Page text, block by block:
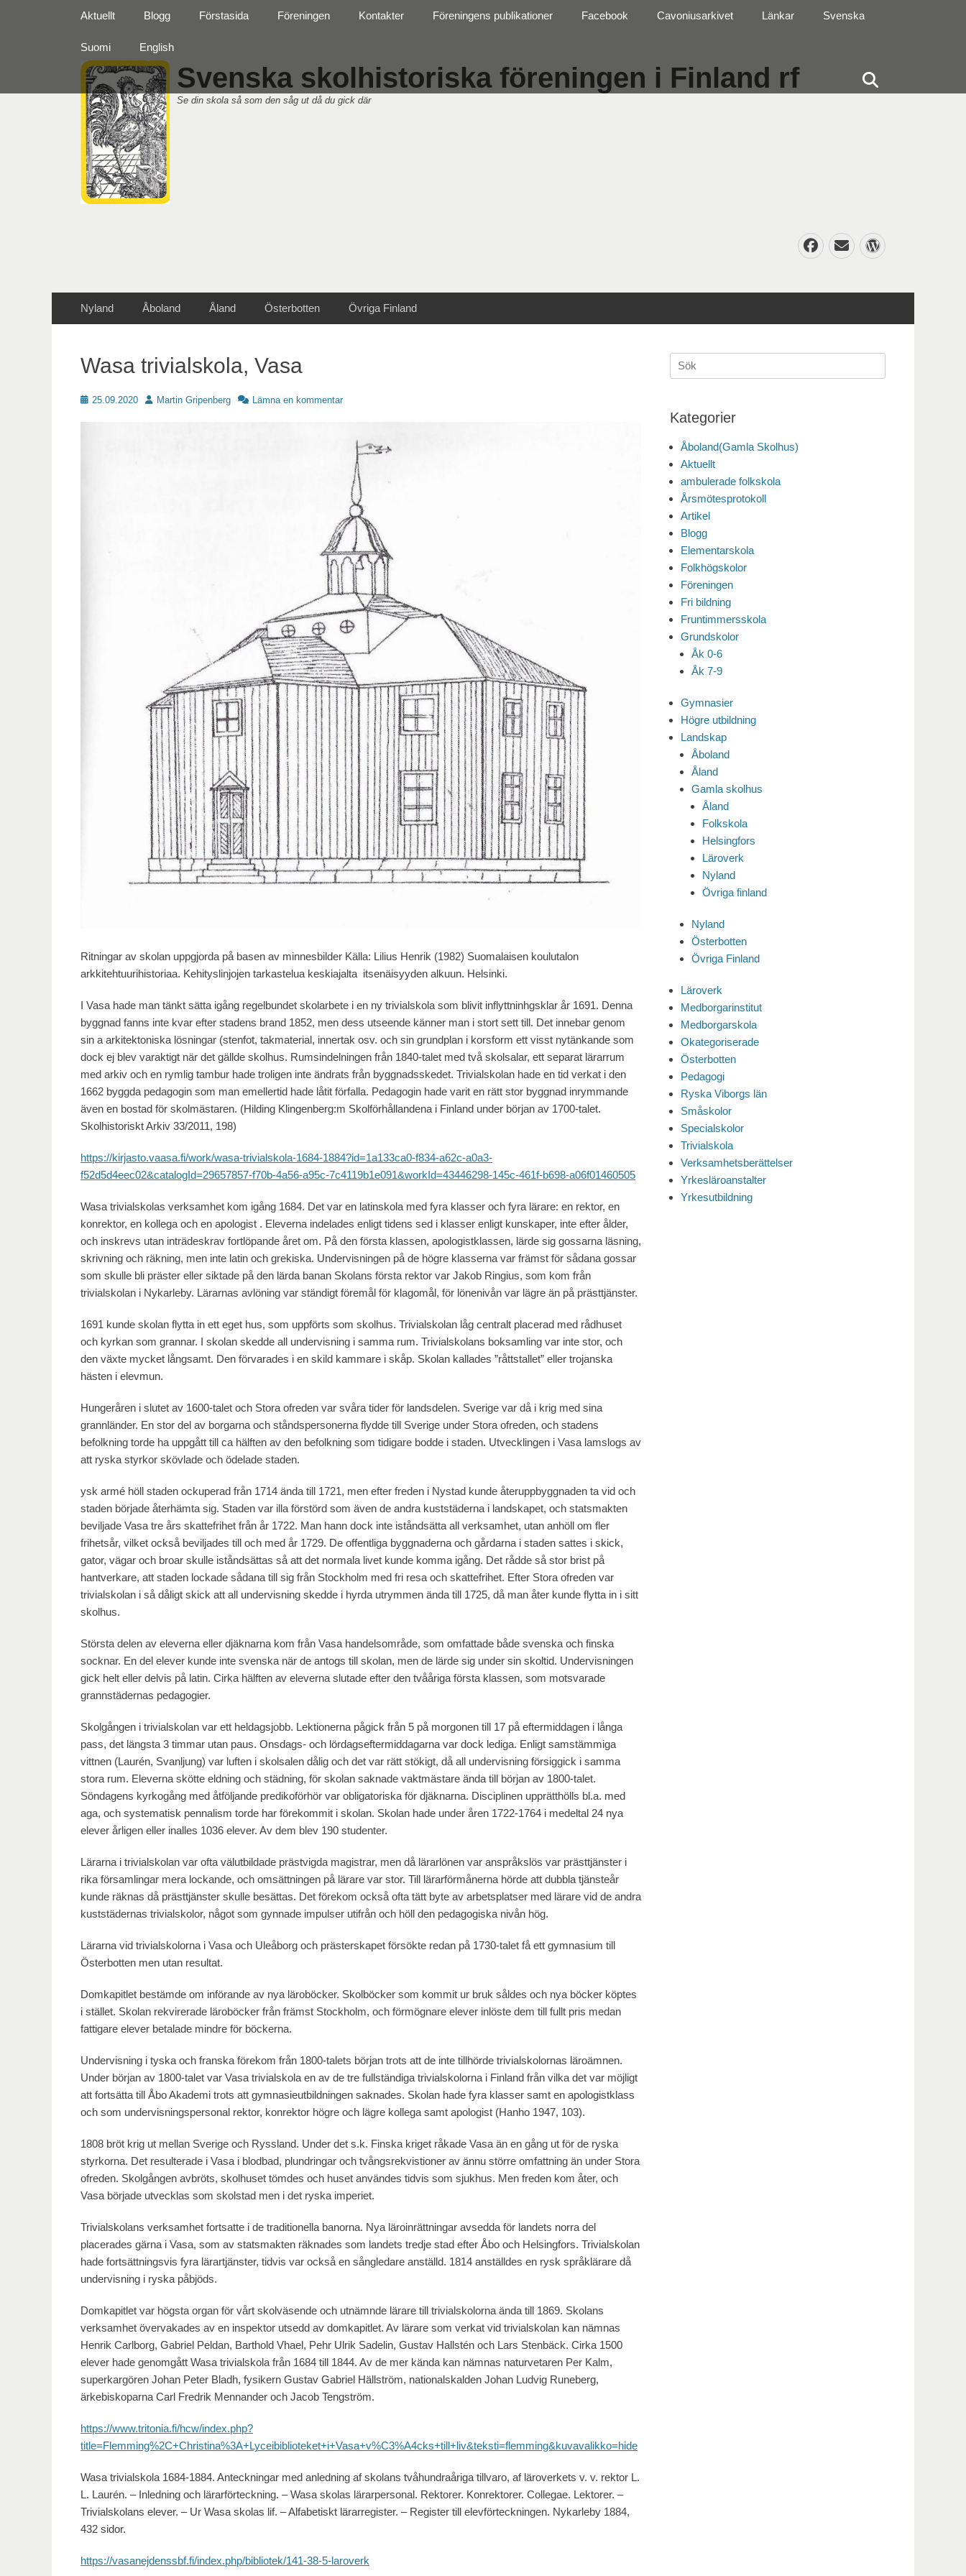
Svenska skolhistoriska föreningen i Finland rf
Se din skola så som den såg ut då du gick där
Facebook
E-
post
Primär meny
innehåll
Aktuellt Blogg Förstasida Föreningen Kontakter Föreningens publikationer Facebook Cavoniusarkivet Länkar Svenska
Suomi English
Sekundär meny
Nyland Åboland Åland Österbotten Övriga Finland
Wasa trivialskola, Vasa
Publicerat
25.09.2020 Författare
Martin Gripenberg Lämna en kommentar
Ritningar av skolan uppgjorda på basen av minnesbilder Källa: Lilius Henrik (1982) Suomalaisen koulutalon
arkkitehtuurihistoriaa. Kehityslinjojen tarkastelua keskiajalta itsenäisyyden alkuun. Helsinki.
I Vasa hade man tänkt sätta igång regelbundet skolarbete i en ny trivialskola som blivit inflyttninhgsklar år 1691. Denna
byggnad fanns inte kvar efter stadens brand 1852, men dess utseende känner man i stort sett till. Det innebar genom
sin a arkitektoniska lösningar (stenfot, takmaterial, innertak osv. och sin grundplan i korsform ett visst nytänkande som
dock ej blev varaktigt när det gällde skolhus. Rumsindelningen från 1840-talet med två skolsalar, ett separat lärarrum
med arkiv och en rymlig tambur hade troligen inte ändrats från byggnadsskedet. Trivialskolan hade en tid verkat i den
1662 byggda pedagogin som man emellertid hade låtit förfalla. Pedagogin hade varit en rätt stor byggnad inrymmande
även en bostad för skolmästaren. (Hilding Klingenberg:m Skolförhållandena i Finland under början av 1700-talet.
Skolhistoriskt Arkiv 33/2011, 198)
https://kirjasto.vaasa.fi/work/wasa-trivialskola-1684-1884?id=1a133ca0-f834-a62c-a0a3-
f52d5d4eec02&catalogId=29657857-f70b-4a56-a95c-7c4119b1e091&workId=43446298-145c-461f-b698-a06f01460505
Wasa trivialskolas verksamhet kom igång 1684. Det var en latinskola med fyra klasser och fyra lärare: en rektor, en
konrektor, en kollega och en apologist . Eleverna indelades enligt tidens sed i klasser enligt kunskaper, inte efter ålder,
och inskrevs utan inträdeskrav fortlöpande året om. På den första klassen, apologistklassen, lärde sig gossarna läsning,
skrivning och räkning, men inte latin och grekiska. Undervisningen på de högre klasserna var främst för sådana gossar
som skulle bli präster eller siktade på den lärda banan Skolans första rektor var Jakob Ringius, som kom från
trivialskolan i Nykarleby. Lärarnas avlöning var ständigt föremål för klagomål, för lönenivån var lägre än på prästtjänster.
1691 kunde skolan flytta in ett eget hus, som uppförts som skolhus. Trivialskolan låg centralt placerad med rådhuset
och kyrkan som grannar. I skolan skedde all undervisning i samma rum. Trivialskolans boksamling var inte stor, och
den växte mycket långsamt. Den förvarades i en skild kammare i skåp. Skolan kallades ”råttstallet” eller trojanska
hästen i elevmun.
Hungeråren i slutet av 1600-talet och Stora ofreden var svåra tider för landsdelen. Sverige var då i krig med sina
grannländer. En stor del av borgarna och ståndspersonerna flydde till Sverige under Stora ofreden, och stadens
befolkning torde ha uppgått till ca hälften av den befolkning som tidigare bodde i staden. Utvecklingen i Vasa lamslogs av
att ryska styrkor skövlade och ödelade staden.
ysk armé höll staden ockuperad från 1714 ända till 1721, men efter freden i Nystad kunde återuppbyggnaden ta vid och
staden började återhämta sig. Staden var illa förstörd som även de andra kuststäderna i landskapet, och statsmakten
beviljade Vasa tre års skattefrihet från år 1722. Man hann dock inte iståndsätta all verksamhet, utan anhöll om fler
frihetsår, vilket också beviljades till och med år 1729. De offentliga byggnaderna och gårdarna i staden sattes i skick,
gator, vägar och broar skulle iståndsättas så att det normala livet kunde komma igång. Det rådde så stor brist på
hantverkare, att staden lockade sådana till sig från Stockholm med fri resa och skattefrihet. Efter Stora ofreden var
trivialskolan i så dåligt skick att all undervisning skedde i hyrda utrymmen ända till 1725, då man åter kunde flytta in i sitt
skolhus.
Största delen av eleverna eller djäknarna kom från Vasa handelsområde, som omfattade både svenska och finska
socknar. En del elever kunde inte svenska när de antogs till skolan, men de lärde sig under sin skoltid. Undervisningen
gick helt eller delvis på latin. Cirka hälften av eleverna slutade efter den tvååriga första klassen, som motsvarade
grannstädernas pedagogier.
Skolgången i trivialskolan var ett heldagsjobb. Lektionerna pågick från 5 på morgonen till 17 på eftermiddagen i långa
pass, det längsta 3 timmar utan paus. Onsdags- och lördagseftermiddagarna var dock lediga. Enligt samstämmiga
vittnen (Laurén, Svanljung) var luften i skolsalen dålig och det var rätt stökigt, då all undervisning försiggick i samma
stora rum. Eleverna skötte eldning och städning, för skolan saknade vaktmästare ända till början av 1800-talet.
Söndagens kyrkogång med åtföljande predikoförhör var obligatoriska för djäknarna. Disciplinen upprätthölls bl.a. med
aga, och systematisk pennalism torde har förekommit i skolan. Skolan hade under åren 1722-1764 i medeltal 24 nya
elever årligen eller inalles 1036 elever. Av dem blev 190 studenter.
Lärarna i trivialskolan var ofta välutbildade prästvigda magistrar, men då lärarlönen var anspråkslös var prästtjänster i
rika församlingar mera lockande, och omsättningen på lärare var stor. Till lärarförmånerna hörde att dubbla tjänsteår
kunde räknas då prästtjänster skulle besättas. Det förekom också ofta tätt byte av arbetsplatser med lärare vid de andra
kuststädernas trivialskolor, något som gynnade impulser utifrån och höll den pedagogiska nivån hög.
Lärarna vid trivialskolorna i Vasa och Uleåborg och prästerskapet försökte redan på 1730-talet få ett gymnasium till
Österbotten men utan resultat.
Domkapitlet bestämde om införande av nya läroböcker. Skolböcker som kommit ur bruk såldes och nya böcker köptes
i stället. Skolan rekvirerade läroböcker från främst Stockholm, och förmögnare elever inlöste dem till fullt pris medan
fattigare elever betalade mindre för böckerna.
Undervisning i tyska och franska förekom från 1800-talets början trots att de inte tillhörde trivialskolornas läroämnen.
Under början av 1800-talet var Vasa trivialskola en av de tre fullständiga trivialskolorna i Finland från vilka det var möjligt
att fortsätta till Åbo Akademi trots att gymnasieutbildningen saknades. Skolan hade fyra klasser samt en apologistklass
och som undervisningspersonal rektor, konrektor högre och lägre kollega samt apologist (Hanho 1947, 103).
1808 bröt krig ut mellan Sverige och Ryssland. Under det s.k. Finska kriget råkade Vasa än en gång ut för de ryska
styrkorna. Det resulterade i Vasa i blodbad, plundringar och tvångsrekvistioner av ännu större omfattning än under Stora
ofreden. Skolgången avbröts, skolhuset tömdes och huset användes tidvis som sjukhus. Men freden kom åter, och
Vasa började utvecklas som skolstad men i det ryska imperiet.
Trivialskolans verksamhet fortsatte i de traditionella banorna. Nya läroinrättningar avsedda för landets norra del
placerades gärna i Vasa, som av statsmakten räknades som landets tredje stad efter Åbo och Helsingfors. Trivialskolan
hade fortsättningsvis fyra lärartjänster, tidvis var också en sångledare anställd. 1814 anställdes en rysk språklärare då
undervisning i ryska påbjöds.
Domkapitlet var högsta organ för vårt skolväsende och utnämnde lärare till trivialskolorna ända till 1869. Skolans
verksamhet övervakades av en inspektor utsedd av domkapitlet. Av lärare som verkat vid trivialskolan kan nämnas
Henrik Carlborg, Gabriel Peldan, Barthold Vhael, Pehr Ulrik Sadelin, Gustav Hallstén och Lars Stenbäck. Cirka 1500
elever hade genomgått Wasa trivialskola från 1684 till 1844. Av de mer kända kan nämnas naturvetaren Per Kalm,
superkargören Johan Peter Bladh, fysikern Gustav Gabriel Hällström, nationalskalden Johan Ludvig Runeberg,
ärkebiskoparna Carl Fredrik Mennander och Jacob Tengström.
https://www.tritonia.fi/hcw/index.php?
title=Flemming%2C+Christina%3A+Lyceibiblioteket+i+Vasa+v%C3%A4cks+till+liv&teksti=flemming&kuvavalikko=hide
Wasa trivialskola 1684-1884. Anteckningar med anledning af skolans tvåhundraåriga tillvaro, af läroverkets v. v. rektor L.
L. Laurén. – Inledning och lärarförteckning. – Wasa skolas lärarpersonal. Rektorer. Konrektorer. Collegae. Lektorer. –
Trivialskolans elever. – Ur Wasa skolas lif. – Alfabetiskt lärarregister. – Register till elevförteckningen. Nykarleby 1884,
432 sidor.
https://vasanejdenssbf.fi/index.php/bibliotek/141-38-5-laroverk
Sök
efter:
Kategorier
Åboland(Gamla Skolhus)
Aktuellt
ambulerade folkskola
Årsmötesprotokoll
Artikel
Blogg
Elementarskola
Folkhögskolor
Föreningen
Fri bildning
Fruntimmersskola
Grundskolor
Åk 0-6
Åk 7-9
Gymnasier
Högre utbildning
Landskap
Åboland
Åland
Gamla skolhus
Åland
Folkskola
Helsingfors
Läroverk
Nyland
Övriga finland
Nyland
Österbotten
Övriga Finland
Läroverk
Medborgarinstitut
Medborgarskola
Okategoriserade
Österbotten
Pedagogi
Ryska Viborgs län
Småskolor
Specialskolor
Trivialskola
Verksamhetsberättelser
Yrkesläroanstalter
Yrkesutbildning